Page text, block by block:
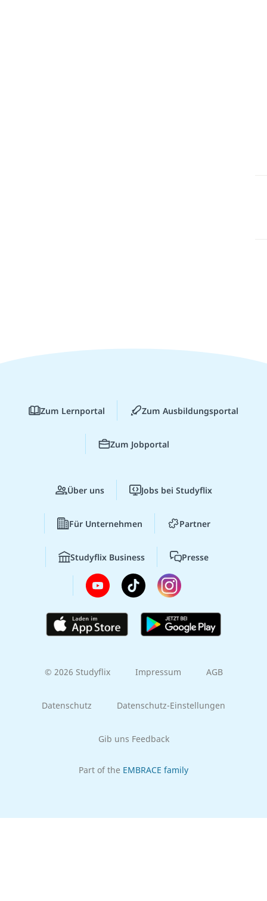
Zum Lernportal Zum Ausbildungsportal
Zum Jobportal
Über uns Jobs bei Studyflix
Für Unternehmen Partner
Studyflix Business Presse
© 2026 Studyflix Impressum AGB
Datenschutz Datenschutz-Einstellungen
Gib uns Feedback
Part of the EMBRACE family